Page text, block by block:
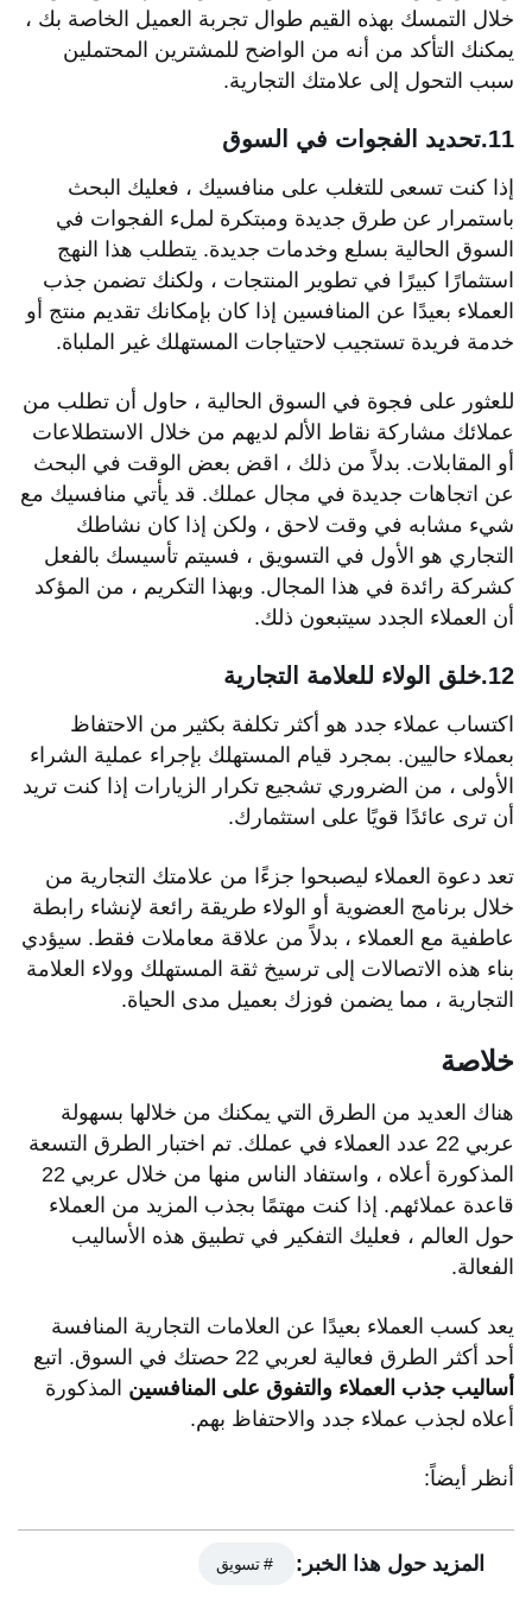
خلال التمسك بهذه القيم طوال تجربة العميل الخاصة بك ،
يمكنك التأكد من أنه من الواضح للمشترين المحتملين
سبب التحول إلى علامتك التجارية.
11.تحديد الفجوات في السوق
إذا كنت تسعى للتغلب على منافسيك ، فعليك البحث
باستمرار عن طرق جديدة ومبتكرة لملء الفجوات في
السوق الحالية بسلع وخدمات جديدة. يتطلب هذا النهج
استثمارًا كبيرًا في تطوير المنتجات ، ولكنك تضمن جذب
العملاء بعيدًا عن المنافسين إذا كان بإمكانك تقديم منتج أو
خدمة فريدة تستجيب لاحتياجات المستهلك غير الملباة.
للعثور على فجوة في السوق الحالية ، حاول أن تطلب من
عملائك مشاركة نقاط الألم لديهم من خلال الاستطلاعات
أو المقابلات. بدلاً من ذلك ، اقض بعض الوقت في البحث
عن اتجاهات جديدة في مجال عملك. قد يأتي منافسيك مع
شيء مشابه في وقت لاحق ، ولكن إذا كان نشاطك
التجاري هو الأول في التسويق ، فسيتم تأسيسك بالفعل
كشركة رائدة في هذا المجال. وبهذا التكريم ، من المؤكد
أن العملاء الجدد سيتبعون ذلك.
12.خلق الولاء للعلامة التجارية
اكتساب عملاء جدد هو أكثر تكلفة بكثير من الاحتفاظ
بعملاء حاليين. بمجرد قيام المستهلك بإجراء عملية الشراء
الأولى ، من الضروري تشجيع تكرار الزيارات إذا كنت تريد
أن ترى عائدًا قويًا على استثمارك.
تعد دعوة العملاء ليصبحوا جزءًا من علامتك التجارية من
خلال برنامج العضوية أو الولاء طريقة رائعة لإنشاء رابطة
عاطفية مع العملاء ، بدلاً من علاقة معاملات فقط. سيؤدي
بناء هذه الاتصالات إلى ترسيخ ثقة المستهلك وولاء العلامة
التجارية ، مما يضمن فوزك بعميل مدى الحياة.
خلاصة
هناك العديد من الطرق التي يمكنك من خلالها بسهولة
عربي 22 عدد العملاء في عملك. تم اختبار الطرق التسعة
المذكورة أعلاه ، واستفاد الناس منها من خلال عربي 22
قاعدة عملائهم. إذا كنت مهتمًا بجذب المزيد من العملاء
حول العالم ، فعليك التفكير في تطبيق هذه الأساليب
الفعالة.
يعد كسب العملاء بعيدًا عن العلامات التجارية المنافسة
أحد أكثر الطرق فعالية لعربي 22 حصتك في السوق. اتبع
أساليب جذب العملاء والتفوق على المنافسين المذكورة
أعلاه لجذب عملاء جدد والاحتفاظ بهم.
أنظر أيضاً:
المزيد حول هذا الخبر: # تسويق
محتويات المقال
هل يمكنك كسب عملاء منافسيك؟
المنافسون هم نقطة بحث
أفضل أساليب جذب العملاء والتفوق على المنافسين